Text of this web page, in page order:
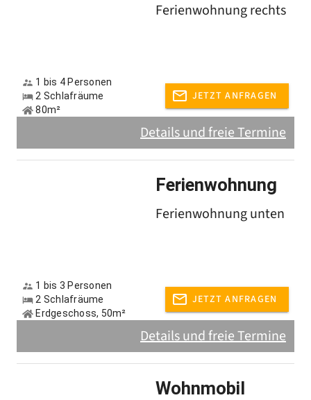
Ferienwohnung rechts
1 bis 4 Personen
2 Schlafräume
80m²
JETZT ANFRAGEN
Details und freie Termine
Ferienwohnung
Ferienwohnung unten
1 bis 3 Personen
2 Schlafräume
Erdgeschoss, 50m²
JETZT ANFRAGEN
Details und freie Termine
Wohnmobil